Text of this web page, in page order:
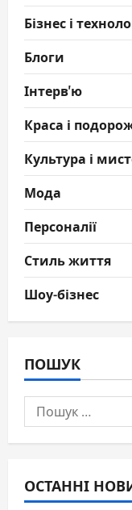
Бізнес і
Блоги
Інтерв'ю
Краса і
Культура і
Мода
Персоналії
Стиль життя
Шоу-бізнес
ПОШУК
Пошук:
ОСТАННІ